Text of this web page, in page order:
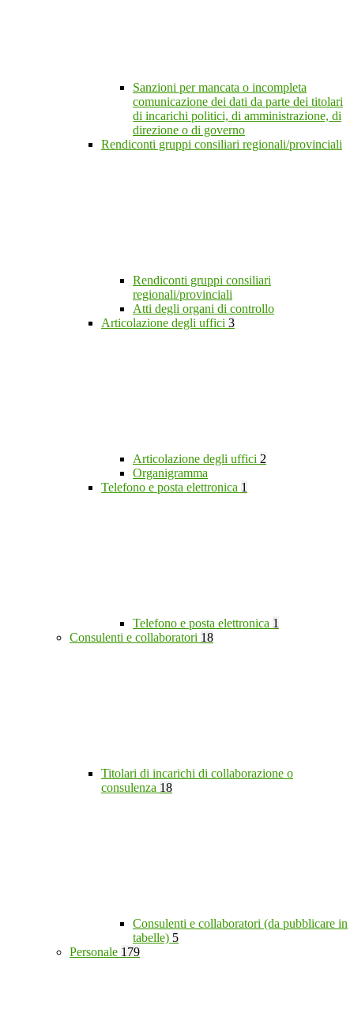
Sanzioni per mancata o incompleta
comunicazione dei dati da parte dei titolari
di incarichi politici, di amministrazione, di
direzione o di governo
Rendiconti gruppi consiliari regionali/provinciali
Rendiconti gruppi consiliari
regionali/provinciali
Atti degli organi di controllo
Articolazione degli uffici 3
Articolazione degli uffici 2
Organigramma
Telefono e posta elettronica 1
Telefono e posta elettronica 1
Consulenti e collaboratori 18
Titolari di incarichi di collaborazione o
consulenza 18
Consulenti e collaboratori (da pubblicare in
tabelle) 5
Personale 179